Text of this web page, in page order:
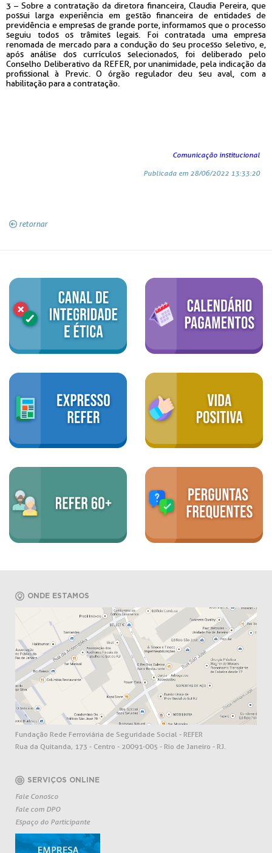
3 – Sobre a contratação da diretora financeira, Claudia Pereira, que
possui larga experiência em gestão financeira de entidades de
previdência e empresas de grande porte, informamos que o processo
seguiu todos os trâmites legais. Foi contratada uma empresa
renomada de mercado para a condução do seu processo seletivo, e,
após análise dos currículos selecionados, foi deliberado pelo
Conselho Deliberativo da REFER, por unanimidade, pela indicação da
profissional à Previc. O órgão regulador deu seu aval, com a
habilitação para a contratação.
Comunicação institucional
Publicada em 28/06/2022 13:33:20
retornar
ONDE ESTAMOS
Fundação Rede Ferroviária de Seguridade Social - REFER
Rua da Quitanda, 173 - Centro - 20091-005 - Rio de Janeiro - RJ.
SERVIÇOS ONLINE
Fale Conosco
Fale com DPO
Espaço do Participante